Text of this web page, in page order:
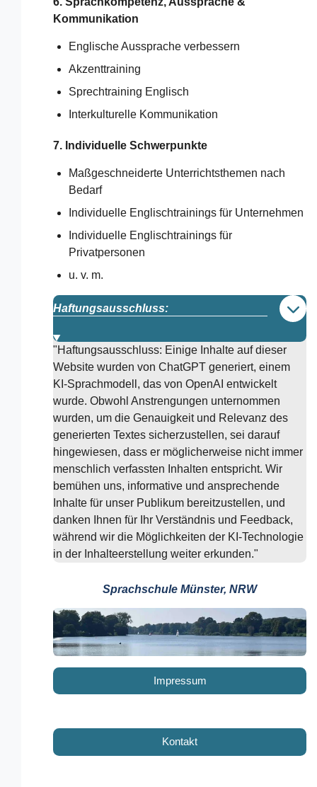
Kommunikation
Englische Aussprache verbessern
Akzenttraining
Sprechtraining Englisch
Interkulturelle Kommunikation
7. Individuelle Schwerpunkte
Maßgeschneiderte Unterrichtsthemen nach
Bedarf
Individuelle Englischtrainings für Unternehmen
Individuelle Englischtrainings für
Privatpersonen
u. v. m.
Haftungsausschluss:
"Haftungsausschluss: Einige Inhalte auf dieser
Website wurden von ChatGPT generiert, einem
KI-Sprachmodell, das von OpenAI entwickelt
wurde. Obwohl Anstrengungen unternommen
wurden, um die Genauigkeit und Relevanz des
generierten Textes sicherzustellen, sei darauf
hingewiesen, dass er möglicherweise nicht immer
menschlich verfassten Inhalten entspricht. Wir
bemühen uns, informative und ansprechende
Inhalte für unser Publikum bereitzustellen, und
danken Ihnen für Ihr Verständnis und Feedback,
während wir die Möglichkeiten der KI-Technologie
in der Inhalteerstellung weiter erkunden."
Sprachschule Münster, NRW
Impressum
Kontakt